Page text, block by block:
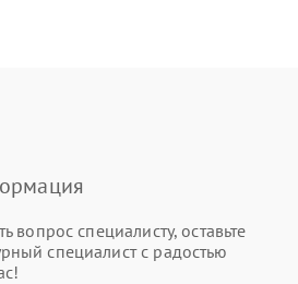
вопрос специалисту, оставьте
специалист с радостью